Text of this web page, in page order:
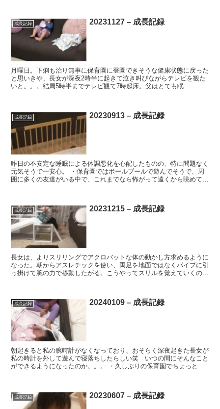
成長記録 20231127 – 成長記録
月曜日。下痢も治り無事に保育園に登園できそうな健康状態に戻った
と思いきや、長女が深夜2時半に起きて泣き叫びながらテレビを観た
いと。。。結局5時半までテレビ観て7時起床。父はとても眠
成長記録 20230913 – 成長記録
昨日の不安定な睡眠による体調悪化を心配したものの、特に問題なく
元気そうで一安心。 ・保育園ではボールプールで遊んでそうで、周
囲に多くの友達がいる中で、これまでなら怖がって遠くから眺めてい
成長記録 20231215 – 成長記録
長女は、よりスリリングでアクロバットな体の動かし方求めるように
なった。朝からアスレチックを使い、両足を地面ではなくパイプに引
っ掛けて腕の力で移動したがる。こうやってスリルを覚えていくの
成長記録 20240109 – 成長記録
朝起きると私の腕時計がなくなっており、おそらく深夜起きた長女が
私の時計を外して遊んで寝落ちしたらしい笑 いつの間にそんなこと
ができるようになったのか。。。 ・久しぶりの保育園でちょっとテ
成長記録 20230607 – 成長記録